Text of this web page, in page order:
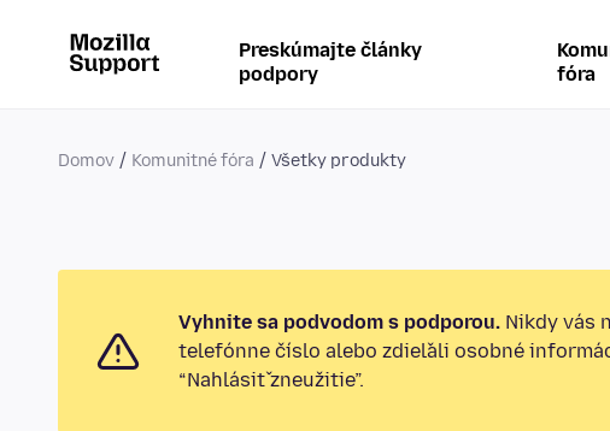
Preskúmajte články
podpory
fóra
Domov Komunitné fóra Všetky produkty
Vyhnite sa podvodom s podporou. Nikdy vás
telefónne číslo alebo zdieľali osobné
“Nahlásiť zneužitie”.